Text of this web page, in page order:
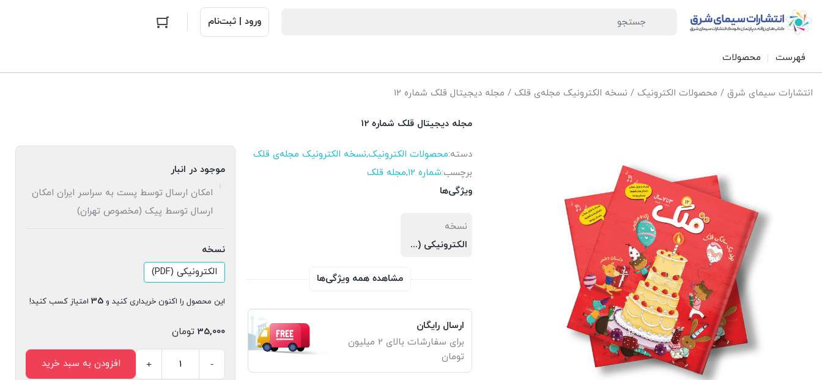
ورود | ثبت‌نام
فهرست محصولات
انتشارات سیمای شرق / محصولات الکترونیک / نسخه الکترونیک مجله‌ی قلک / مجله دیجیتال قلک شماره 12
مجله دیجیتال قلک شماره 12
دسته:محصولات الکترونیک,نسخه الکترونیک مجله‌ی قلک
برچسب:شماره 12 ,مجله قلک
ویژگی‌ها
نسخه
الکترونیکی (PDF)
مشاهده همه ویژگی‌ها
ارسال رایگان
برای سفارشات بالای 2 میلیون
تومان
موجود در انبار
امکان ارسال توسط پست به سراسر ایران امکان
ارسال توسط پیک (مخصوص تهران)
نسخه
الکترونیکی (PDF)
این محصول را اکنون خریداری کنید و 35 امتیاز کسب کنید!
35,000 تومان
-
+ افزودن به سبد خرید